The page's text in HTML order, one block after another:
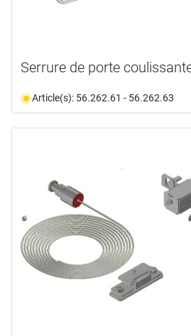
Serrure de porte
Article(s): 56.262.61 - 56.262.63